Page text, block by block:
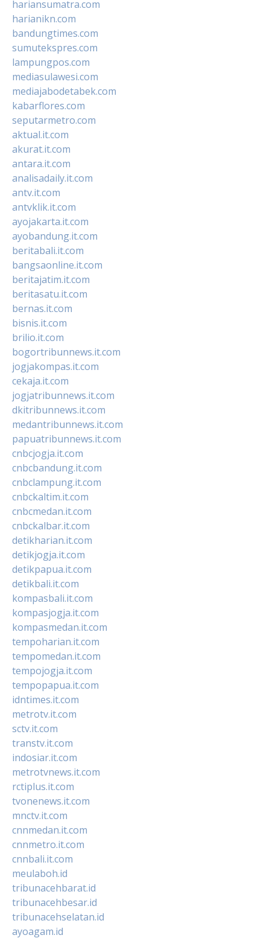
hariansumatra.com
harianikn.com
bandungtimes.com
sumutekspres.com
lampungpos.com
mediasulawesi.com
mediajabodetabek.com
kabarflores.com
seputarmetro.com
aktual.it.com
akurat.it.com
antara.it.com
analisadaily.it.com
antv.it.com
antvklik.it.com
ayojakarta.it.com
ayobandung.it.com
beritabali.it.com
bangsaonline.it.com
beritajatim.it.com
beritasatu.it.com
bernas.it.com
bisnis.it.com
brilio.it.com
bogortribunnews.it.com
jogjakompas.it.com
cekaja.it.com
jogjatribunnews.it.com
dkitribunnews.it.com
medantribunnews.it.com
papuatribunnews.it.com
cnbcjogja.it.com
cnbcbandung.it.com
cnbclampung.it.com
cnbckaltim.it.com
cnbcmedan.it.com
cnbckalbar.it.com
detikharian.it.com
detikjogja.it.com
detikpapua.it.com
detikbali.it.com
kompasbali.it.com
kompasjogja.it.com
kompasmedan.it.com
tempoharian.it.com
tempomedan.it.com
tempojogja.it.com
tempopapua.it.com
idntimes.it.com
metrotv.it.com
sctv.it.com
transtv.it.com
indosiar.it.com
metrotvnews.it.com
rctiplus.it.com
tvonenews.it.com
mnctv.it.com
cnnmedan.it.com
cnnmetro.it.com
cnnbali.it.com
meulaboh.id
tribunacehbarat.id
tribunacehbesar.id
tribunacehselatan.id
ayoagam.id